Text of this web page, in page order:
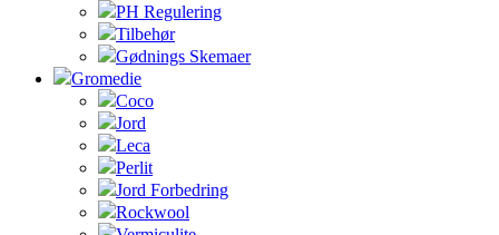
PH Regulering
Tilbehør
Gødnings Skemaer
Gromedie
Coco
Jord
Leca
Perlit
Jord Forbedring
Rockwool